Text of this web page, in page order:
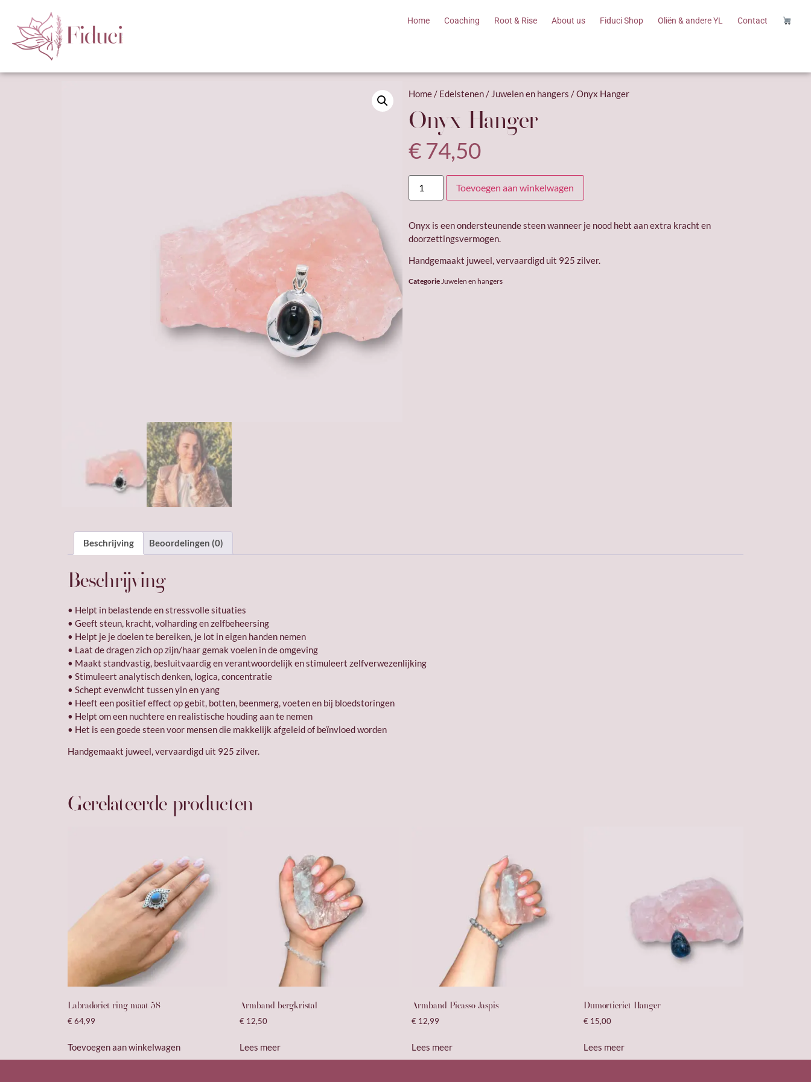
Home Coaching Root & Rise About us Fiduci Shop Oliën & andere YL Contact
Home/ Edelstenen/ Juwelen en hangers / Onyx Hanger
Onyx Hanger
€74,50
Toevoegen aan winkelwagen
Onyx is een ondersteunende steen wanneer je nood hebt aan extra kracht en
doorzettingsvermogen.
Handgemaakt juweel, vervaardigd uit 925 zilver.
Categorie Juwelen en hangers
Beschrijving Beoordelingen (0)
Beschrijving
• Helpt in belastende en stressvolle situaties
• Geeft steun, kracht, volharding en zelfbeheersing
• Helpt je je doelen te bereiken, je lot in eigen handen nemen
• Laat de dragen zich op zijn/haar gemak voelen in de omgeving
• Maakt standvastig, besluitvaardig en verantwoordelijk en stimuleert zelfverwezenlijking
• Stimuleert analytisch denken, logica, concentratie
• Schept evenwicht tussen yin en yang
• Heeft een positief effect op gebit, botten, beenmerg, voeten en bij bloedstoringen
• Helpt om een nuchtere en realistische houding aan te nemen
• Het is een goede steen voor mensen die makkelijk afgeleid of beïnvloed worden
Handgemaakt juweel, vervaardigd uit 925 zilver.
Gerelateerde producten
Labradoriet ring maat 58
€64,99
Toevoegen aan winkelwagen
Armband bergkristal
€ 12,50
Lees meer
Armband Picasso Jaspis
€ 12,99
Lees meer
Dumortieriet Hanger
€ 15,00
Lees meer